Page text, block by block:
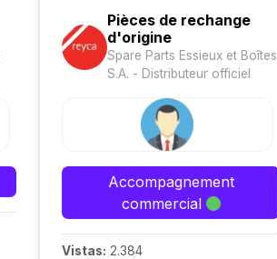
Pièces de rechange
d'origine
Spare Parts Essieux et Boîtes
S.A. - Distributeur officiel
Accompagnement
commercial
Vistas: 2.384